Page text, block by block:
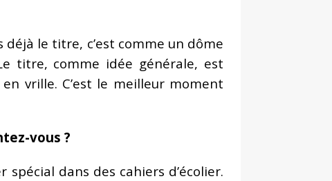
déjà le titre, c’est comme un dôme
titre, comme idée générale, est
vrille. C’est le meilleur moment
vous ?
dans des cahiers d’écolier.